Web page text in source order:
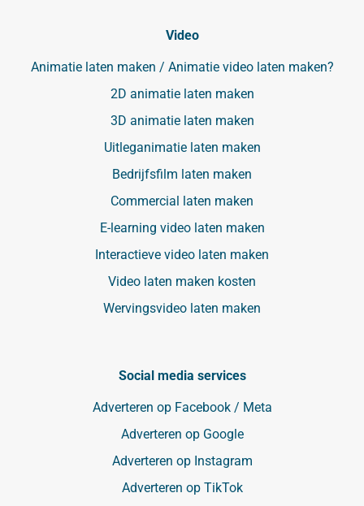
Video
Animatie laten maken / Animatie video laten maken?
2D animatie laten maken
3D animatie laten maken
Uitleganimatie laten maken
Bedrijfsfilm laten maken
Commercial laten maken
E-learning video laten maken
Interactieve video laten maken
Video laten maken kosten
Wervingsvideo laten maken
Social media services
Adverteren op Facebook / Meta
Adverteren op Google
Adverteren op Instagram
Adverteren op TikTok